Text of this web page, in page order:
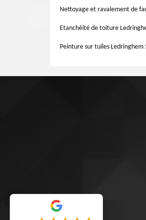
web. Vous pouvez nous
Nettoyage et ravalement de
Etanchéité de toiture
Peinture sur tuiles Ledringhem